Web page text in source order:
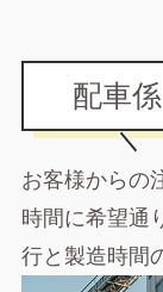
配車
お客様からの
時間に希望通
行と製造時間